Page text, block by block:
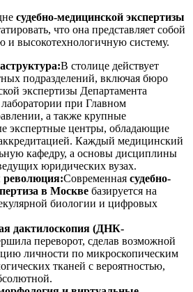
судебно-медицинской экспертизы
что она представляет собой
высокотехнологичную систему.
В столице действует
подразделений, включая бюро
экспертизы Департамента
при Главном
а также крупные
экспертные центры, обладающие
Каждый медицинский
кафедру, а основы дисциплины
юридических вузах.
революция:Современная судебно-
в Москве базируется на
биологии и цифровых
дактилоскопия (ДНК-
переворот, сделав возможной
личности по микроскопическим
тканей с вероятностью,